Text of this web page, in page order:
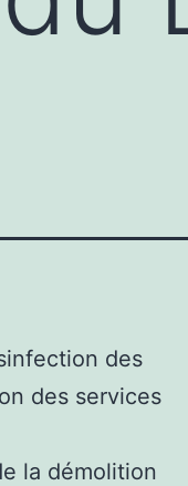
des
des services
la démolition